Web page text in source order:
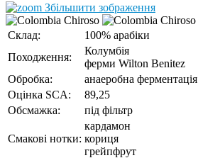
Збільшити зображення
Склад:
100% арабіки
Походження:
Колумбія
ферми Wilton Benitez
Обробка:
анаеробна ферментація
Оцінка SCA:
89,25
Обсмажка:
під фільтр
Смакові нотки:
кардамон
кориця
грейпфрут